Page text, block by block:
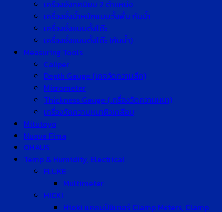
เครื่องชั่งทศนิยม 2 ตำแหน่ง
เครื่องชั่งน้ำหนักแบบตั้งพื้น กันน้ำ
เครื่องชั่งแบบตั้งโต๊ะ
เครื่องชั่งแบบตั้งโต๊ะ (กันน้ำ)
Measuring Tools
Caliper
Depth Gauge (เกจวัดความลึก)
Micrometer
Thickness Gauge (เครื่องวัดความหนา)
เครื่องวัดความหนาผิวเคลือบ
Mitutoyo
Nuova Fima
OHAUS
Temp & Humidity, Electrical
FLUKE
Multimeter
HIOKI
Hioki แคลมป์มิเตอร์ Clamp Meters, Clamp